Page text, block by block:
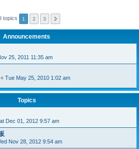
topics 1 2 3
Announcements
25, 2011 11:35 am
« Tue May 25, 2010 1:02 am
Topics
Dec 01, 2012 9:57 am
Nov 28, 2012 9:54 am